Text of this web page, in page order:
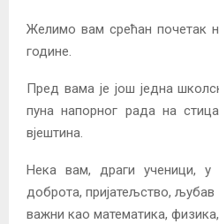
Желимо вам срећан почетак
године.
Пред вама је још једна
пуна напорног рада на
вјештина.
Нека вам, драги ученици, у
доброта, пријатељство,
важни као математика, физика,